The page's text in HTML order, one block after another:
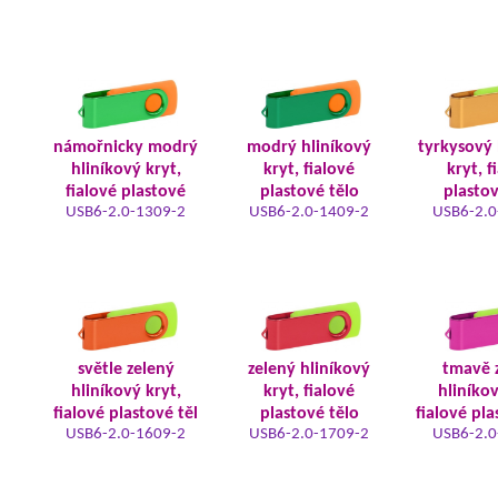
námořnicky modrý
hliníkový kryt,
fialové plastové
USB6-2.0-1309-2
modrý hliníkový
kryt, fialové
plastové tělo
USB6-2.0-1409-2
tyrkysový
kryt,
USB6-
světle zelený
hliníkový kryt,
fialové plastové těl
USB6-2.0-1609-2
zelený hliníkový
kryt, fialové
plastové tělo
USB6-2.0-1709-2
tmavě
fialové
USB6-